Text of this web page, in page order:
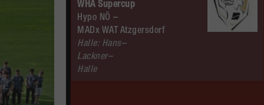
WHA Supercup
Hypo NÖ –
MADx WAT Atzgersdorf
Halle: Hans–
Lackner–
Halle